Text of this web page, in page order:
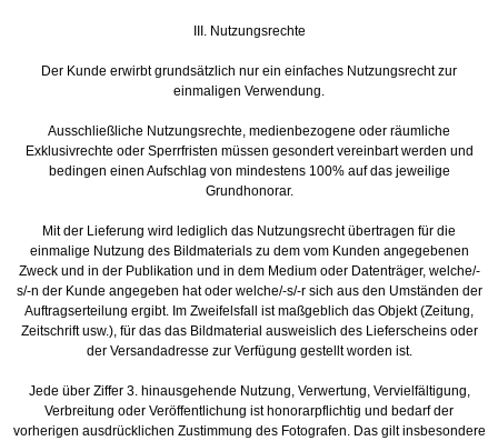
III. Nutzungsrechte
Der Kunde erwirbt grundsätzlich nur ein einfaches Nutzungsrecht zur
einmaligen Verwendung.
Ausschließliche Nutzungsrechte, medienbezogene oder räumliche
Exklusivrechte oder Sperrfristen müssen gesondert vereinbart werden und
bedingen einen Aufschlag von mindestens 100% auf das jeweilige
Grundhonorar.
Mit der Lieferung wird lediglich das Nutzungsrecht übertragen für die
einmalige Nutzung des Bildmaterials zu dem vom Kunden angegebenen
Zweck und in der Publikation und in dem Medium oder Datenträger, welche/-
s/-n der Kunde angegeben hat oder welche/-s/-r sich aus den Umständen der
Auftragserteilung ergibt. Im Zweifelsfall ist maßgeblich das Objekt (Zeitung,
Zeitschrift usw.), für das das Bildmaterial ausweislich des Lieferscheins oder
der Versandadresse zur Verfügung gestellt worden ist.
Jede über Ziffer 3. hinausgehende Nutzung, Verwertung, Vervielfältigung,
Verbreitung oder Veröffentlichung ist honorarpflichtig und bedarf der
vorherigen ausdrücklichen Zustimmung des Fotografen. Das gilt insbesondere